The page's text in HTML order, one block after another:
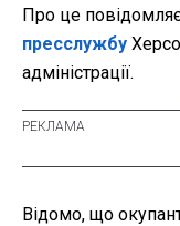
Про це
пресслужбу
адміністрації.
Відомо, що